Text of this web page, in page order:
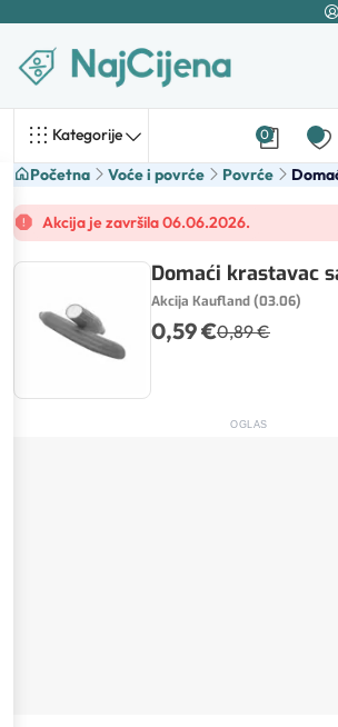
Kategorije 0
Početna Voće i povrće Povrće
Akcija je završila 06.06.2026.
Domaći krastavac
Akcija Kaufland (03.06)
0,59 €0,89 €
OGLAS